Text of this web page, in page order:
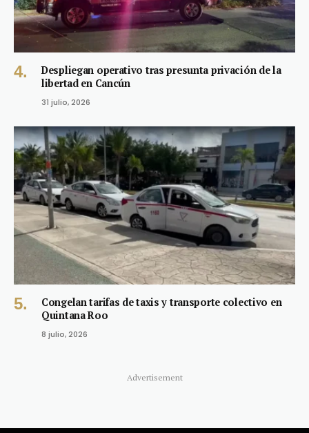
Despliegan operativo tras presunta privación de la
libertad en Cancún
31 julio, 2026
Congelan tarifas de taxis y transporte colectivo en
Quintana Roo
8 julio, 2026
Advertisement